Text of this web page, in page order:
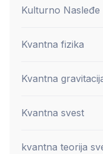
Kulturno Nasleđe
Kvantna fizika
Kvantna
Kvantna svest
kvantna teorija